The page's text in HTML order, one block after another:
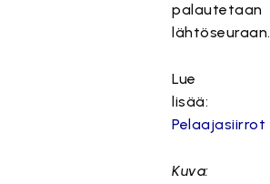
palautetaan
lähtöseuraan.
Lue
lisää:
Pelaajasiirrot
Kuva: